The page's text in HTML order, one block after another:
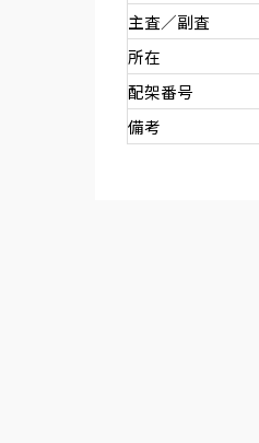
主査／副査
所在
配架番号
備考